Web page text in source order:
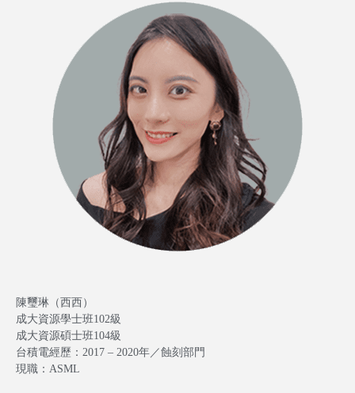
陳璽琳（西西）
成大資源學士班102級
成大資源碩士班104級
台積電經歷：2017 – 2020年／蝕刻部門
現職：ASML